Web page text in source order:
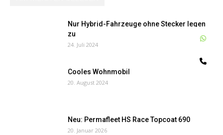
Nur Hybrid-Fahrzeuge ohne Stecker legen
zu
24. Juli 2024
Cooles Wohnmobil
20. August 2024
Neu: Permafleet HS Race Topcoat 690
20. Januar 2026